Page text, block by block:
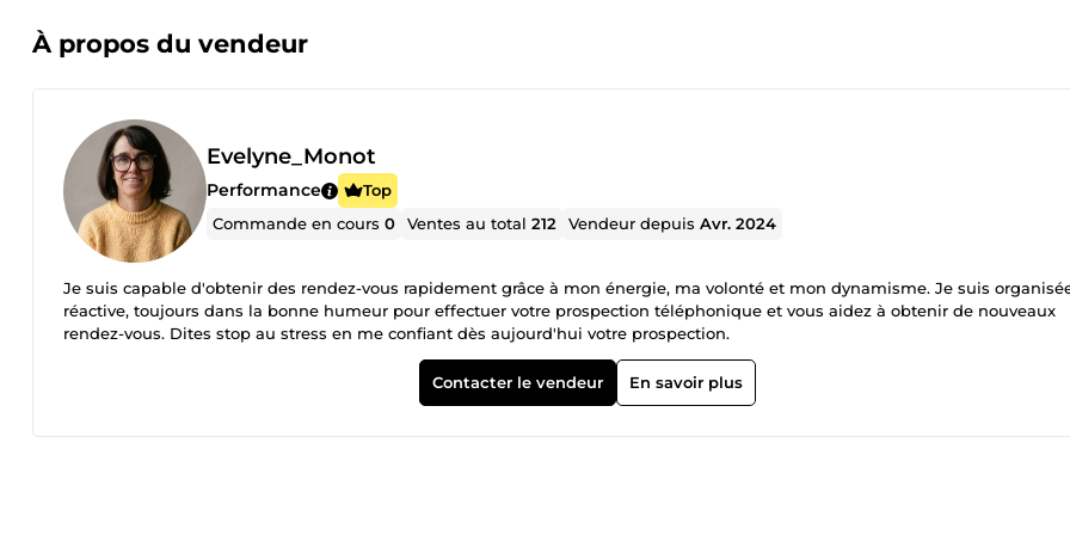
À propos du vendeur
Evelyne_Monot
Performance
Top
Commande en cours0 Ventes au total212 Vendeur depuisAvr. 2024
Je suis capable d'obtenir des rendez-vous rapidement grâce à mon énergie, ma volonté et mon dynamisme. Je suis
réactive, toujours dans la bonne humeur pour effectuer votre prospection téléphonique et vous aidez à obtenir de nouveaux
rendez-vous. Dites stop au stress en me confiant dès aujourd'hui votre prospection.
Contacter le vendeur En savoir plus